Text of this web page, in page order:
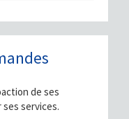
de ses
ses services.